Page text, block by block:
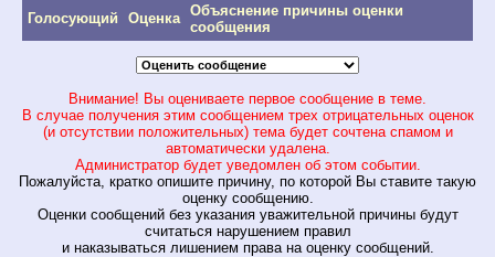
Голосующий Оценка Объяснение причины оценки
сообщения
Внимание! Вы оцениваете первое сообщение в теме.
В случае получения этим сообщением трех отрицательных оценок
(и отсутствии положительных) тема будет сочтена спамом и
автоматически удалена.
Администратор будет уведомлен об этом событии.
Пожалуйста, кратко опишите причину, по которой Вы ставите такую
оценку сообщению.
Оценки сообщений без указания уважительной причины будут
считаться нарушением правил
и наказываться лишением права на оценку сообщений.